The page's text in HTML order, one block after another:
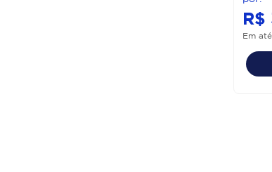
R$
Em até